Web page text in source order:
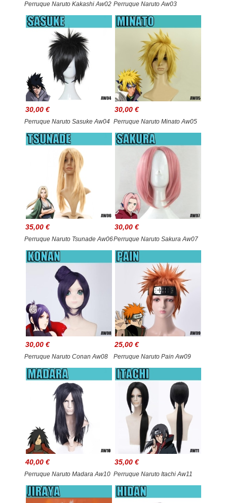
Perruque Naruto Kakashi Aw02 Perruque Naruto Aw03
30,00 €
Perruque Naruto Sasuke Aw04
30,00 €
Perruque Naruto Minato Aw05
35,00 €
Perruque Naruto Tsunade Aw06
30,00 €
Perruque Naruto Sakura Aw07
30,00 €
Perruque Naruto Conan Aw08
25,00 €
Perruque Naruto Pain Aw09
40,00 €
Perruque Naruto Madara Aw10
35,00 €
Perruque Naruto Itachi Aw11